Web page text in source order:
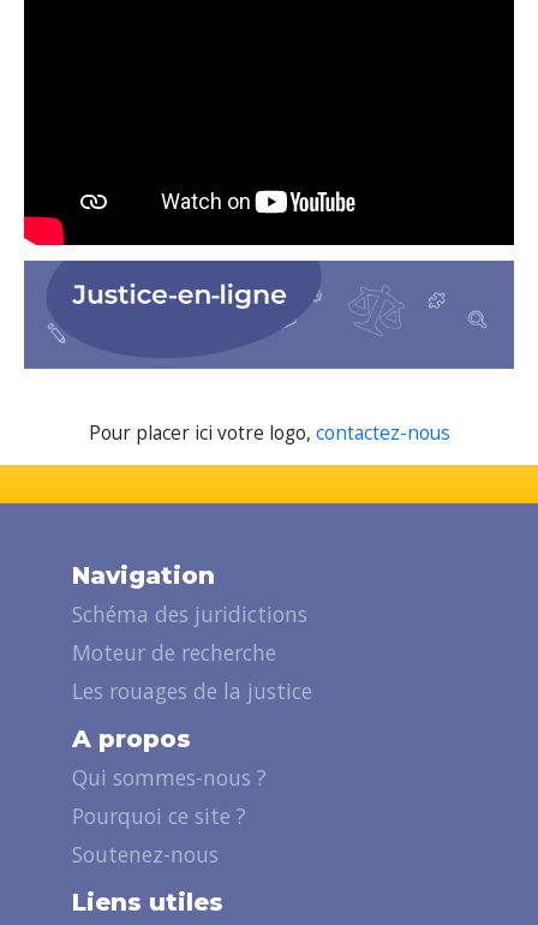
Pour placer ici votre logo, contactez-nous
Navigation
Schéma des juridictions
Moteur de recherche
Les rouages de la justice
A propos
Qui sommes-nous ?
Pourquoi ce site ?
Soutenez-nous
Liens utiles